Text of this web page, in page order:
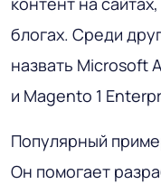
блогах. Среди
назвать Microsoft
и Magento 1
Популярный
Он помогает